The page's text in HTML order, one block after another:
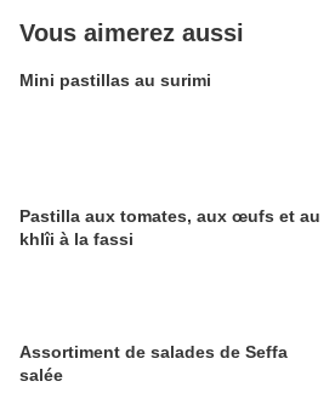
Vous aimerez aussi
Mini pastillas au surimi
Pastilla aux tomates, aux œufs et au
khlîi à la fassi
Assortiment de salades de Seffa
salée